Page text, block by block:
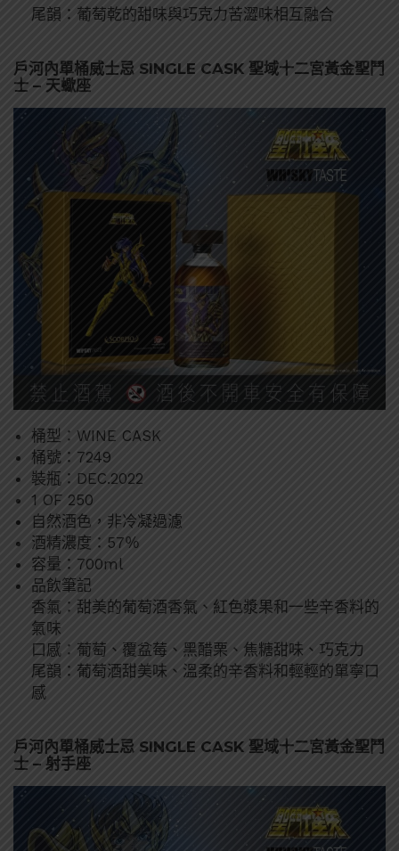
尾韻：葡萄乾的甜味與巧克力苦澀味相互融合
戶河內單桶威士忌 SINGLE CASK 聖域十二宮黃金聖鬥
士 – 天蠍座
桶型：WINE CASK
桶號：7249
裝瓶：DEC.2022
1 OF 250
自然酒色，非冷凝過濾
酒精濃度：57％
容量：700ml
品飲筆記
香氣：甜美的葡萄酒香氣、紅色漿果和一些辛香料的
氣味
口感：葡萄、覆盆莓、黑醋栗、焦糖甜味、巧克力
尾韻：葡萄酒甜美味、溫柔的辛香料和輕輕的單寧口
感
戶河內單桶威士忌 SINGLE CASK 聖域十二宮黃金聖鬥
士 – 射手座